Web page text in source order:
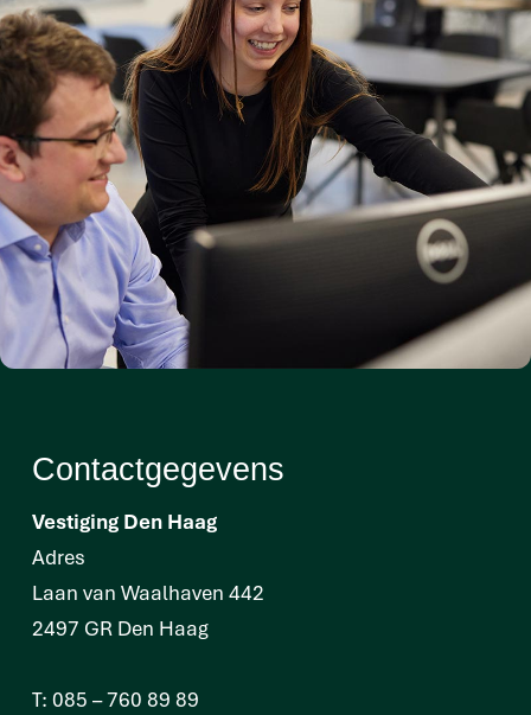
Contactgegevens
Vestiging Den Haag
Adres
Laan van Waalhaven 442
2497 GR Den Haag
T: 085 – 760 89 89